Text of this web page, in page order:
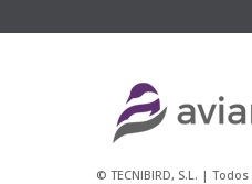
© TECNIBIRD, S.L. |